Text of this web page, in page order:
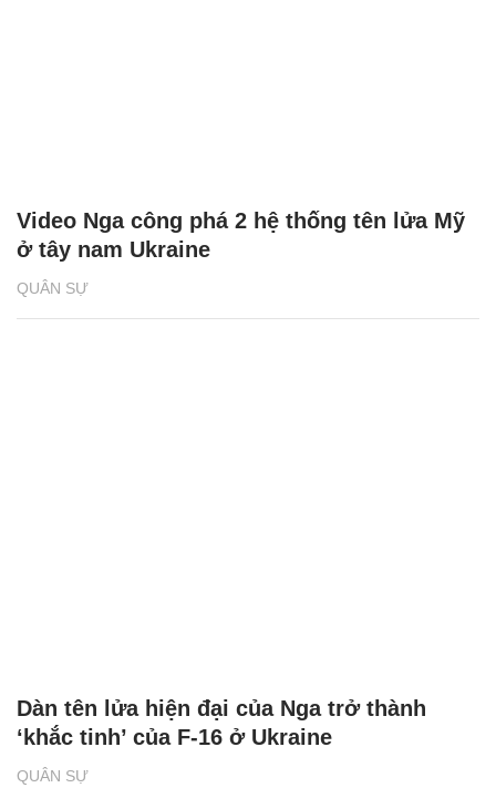
QUÂN SỰ
Video Nga công phá 2 hệ thống tên lửa Mỹ
ở tây nam Ukraine
QUÂN SỰ
Dàn tên lửa hiện đại của Nga trở thành
‘khắc tinh’ của F-16 ở Ukraine